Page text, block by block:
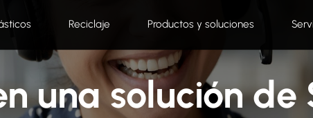
Reciclaje Productos y soluciones
una solución de